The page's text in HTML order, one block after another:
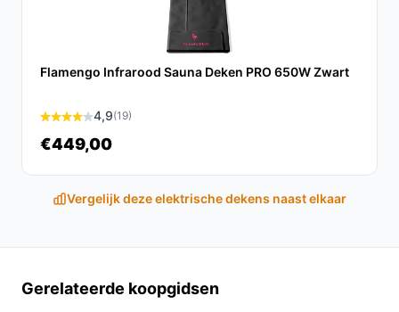
Ontdek alle specificaties en vergelijk prijzen op
besteelektrischedeken.nl. Kies bewust wat perfect
past bij jouw behoeften!
Flamengo Infrarood Sauna Deken PRO 650W Zwart
4,9(19)
€449,00
Vergelijk deze elektrische dekens naast elkaar
Gerelateerde koopgidsen